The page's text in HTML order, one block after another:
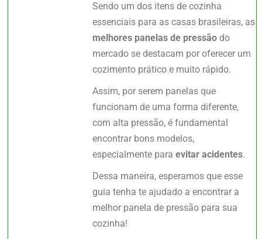
Sendo um dos itens de cozinha
essenciais para as casas brasileiras, as
melhores panelas de pressão do
mercado se destacam por oferecer um
cozimento prático e muito rápido.
Assim, por serem panelas que
funcionam de uma forma diferente,
com alta pressão, é fundamental
encontrar bons modelos,
especialmente paraevitar acidentes.
Dessa maneira, esperamos que esse
guia tenha te ajudado a encontrar a
melhor panela de pressão para sua
cozinha!